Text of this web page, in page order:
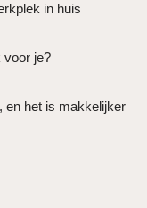
in huis
voor je?
en het is makkelijker